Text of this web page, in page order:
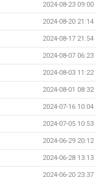
2024-08-23 09:00
2024-08-20 21:14
2024-08-17 21:54
2024-08-07 06:23
2024-08-03 11:22
2024-08-01 08:32
2024-07-16 10:04
2024-07-05 10:53
2024-06-29 20:12
2024-06-28 13:13
2024-06-20 23:37